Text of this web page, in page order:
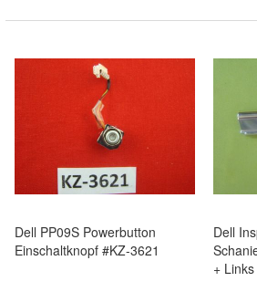
Dell PP09S Powerbutton
Einschaltknopf #KZ-3621
Dell
+